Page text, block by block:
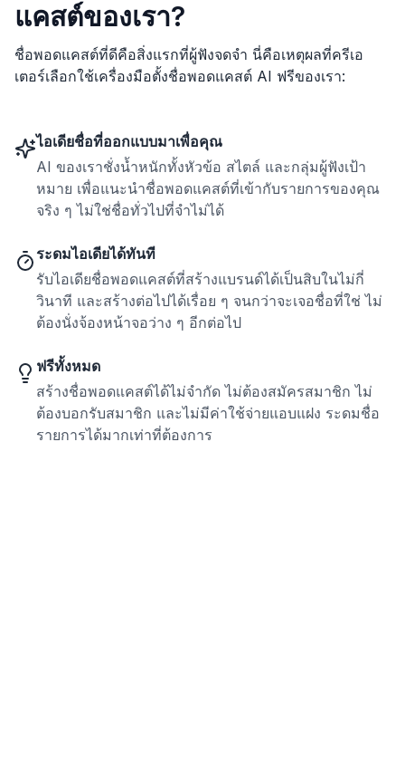
แคสต์ของเรา?
ชื่อพอดแคสต์ที่ดีคือสิ่งแรกที่ผู้ฟังจดจำ นี่คือเหตุผลที่ครีเอ
เตอร์เลือกใช้เครื่องมือตั้งชื่อพอดแคสต์ AI ฟรีของเรา:
ไอเดียชื่อที่ออกแบบมาเพื่อคุณ
AI ของเราชั่งน้ำหนักทั้งหัวข้อ สไตล์ และกลุ่มผู้ฟังเป้า
หมาย เพื่อแนะนำชื่อพอดแคสต์ที่เข้ากับรายการของคุณ
จริง ๆ ไม่ใช่ชื่อทั่วไปที่จำไม่ได้
ระดมไอเดียได้ทันที
รับไอเดียชื่อพอดแคสต์ที่สร้างแบรนด์ได้เป็นสิบในไม่กี่
วินาที และสร้างต่อไปได้เรื่อย ๆ จนกว่าจะเจอชื่อที่ใช่ ไม่
ต้องนั่งจ้องหน้าจอว่าง ๆ อีกต่อไป
ฟรีทั้งหมด
สร้างชื่อพอดแคสต์ได้ไม่จำกัด ไม่ต้องสมัครสมาชิก ไม่
ต้องบอกรับสมาชิก และไม่มีค่าใช้จ่ายแอบแฝง ระดมชื่อ
รายการได้มากเท่าที่ต้องการ